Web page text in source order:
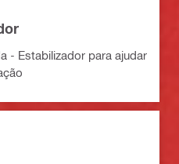
- Estabilizador para ajudar